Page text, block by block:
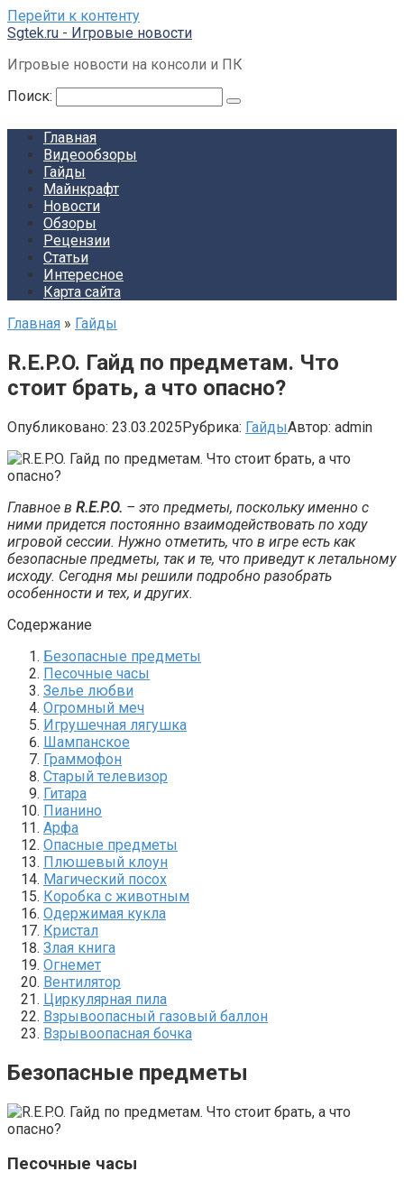
Перейти к контенту
Sgtek.ru - Игровые новости
Игровые новости на консоли и ПК
Поиск:
Главная
Видеообзоры
Гайды
Майнкрафт
Новости
Обзоры
Рецензии
Статьи
Интересное
Карта сайта
Главная » Гайды
R.E.P.O. Гайд по предметам. Что
стоит брать, а что опасно?
Опубликовано: 23.03.2025Рубрика: ГайдыАвтор: admin
Главное в R.E.P.O. – это предметы, поскольку именно с
ними придется постоянно взаимодействовать по ходу
игровой сессии. Нужно отметить, что в игре есть как
безопасные предметы, так и те, что приведут к летальному
исходу. Сегодня мы решили подробно разобрать
особенности и тех, и других.
Содержание
Безопасные предметы
Песочные часы
Зелье любви
Огромный меч
Игрушечная лягушка
Шампанское
Граммофон
Старый телевизор
Гитара
Пианино
Арфа
Опасные предметы
Плюшевый клоун
Магический посох
Коробка с животным
Одержимая кукла
Кристал
Злая книга
Огнемет
Вентилятор
Циркулярная пила
Взрывоопасный газовый баллон
Взрывоопасная бочка
Безопасные предметы
Песочные часы